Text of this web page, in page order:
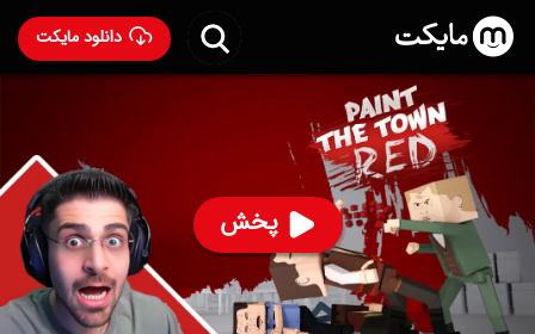
دانلود مایکت
پخش
استریم شهر را سرخ کن - RIP
۱۲۲ 97% RIP
ساخت ایران سال 1405
رده سنی ۱۳+
استریم